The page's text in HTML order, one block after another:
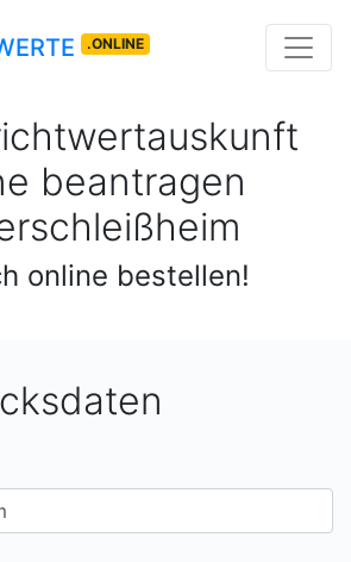
.ONLINE
beantragen
online bestellen!